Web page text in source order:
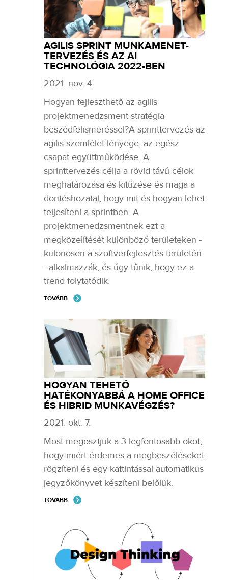
AGILIS SPRINT MUNKAMENET-
TERVEZÉS ÉS AZ AI
TECHNOLÓGIA 2022-BEN
2021. nov. 4.
Hogyan fejleszthető az agilis
projektmenedzsment stratégia
beszédfelismeréssel?A sprinttervezés az
agilis szemlélet lényege, az egész
csapat együttműködése. A
sprinttervezés célja a rövid távú célok
meghatározása és kitűzése és maga a
döntéshozatal, hogy mit és hogyan lehet
teljesíteni a sprintben. A
projektmenedzsmentnek ezt a
megközelítését különböző területeken -
különösen a szoftverfejlesztés területén
- alkalmazzák, és úgy tűnik, hogy ez a
trend folytatódik.
TOVÁBB
HOGYAN TEHETŐ
HATÉKONYABBÁ A HOME OFFICE
ÉS HIBRID MUNKAVÉGZÉS?
2021. okt. 7.
Most megosztjuk a 3 legfontosabb okot,
hogy miért érdemes a megbeszéléseket
rögzíteni és egy kattintással automatikus
jegyzőkönyvet készíteni belőlük.
TOVÁBB